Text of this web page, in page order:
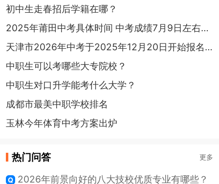
初中生走春招后学籍在哪？
2025年莆田中考具体时间 中考成绩7月9日左右可查询
天津市2026年中考于2025年12月20日开始报名！
中职生可以考哪些大专院校？
中职生对口升学能考什么大学？
成都市最美中职学校排名
玉林今年体育中考方案出炉
热门问答 更多
2026年前景向好的八大技校优质专业有哪些？